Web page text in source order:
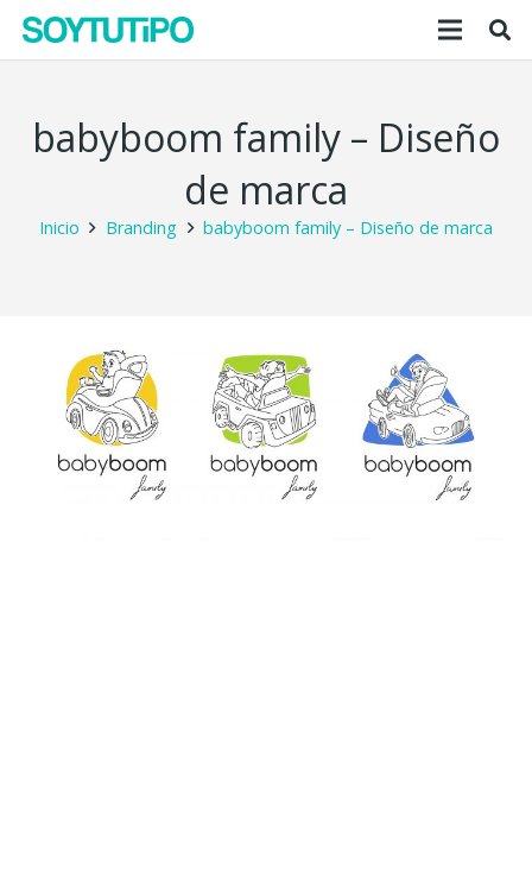
babyboom family – Diseño
de marca
Inicio Branding babyboom family – Diseño de marca